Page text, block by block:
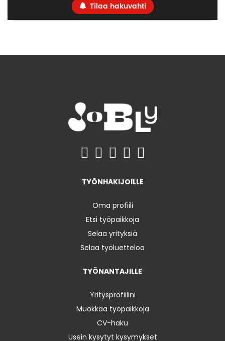
Tilaa hakuvahti
TYÖNHAKIJOILLE
Oma profiili
Etsi työpaikkoja
Selaa yrityksiä
Selaa työluetteloa
TYÖNANTAJILLE
Yritysprofiilini
Muokkaa työpaikkoja
CV-haku
Usein kysytyt kysymykset